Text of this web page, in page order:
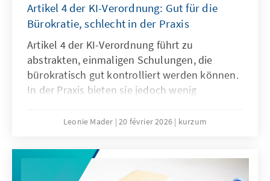
Artikel 4 der KI-Verordnung: Gut für die
Bürokratie, schlecht in der Praxis
Artikel 4 der KI-Verordnung führt zu
abstrakten, einmaligen Schulungen, die
bürokratisch gut kontrolliert werden können.
In der Praxis bieten sie jedoch wenig
agile, sektorale Lehr- und Lernangebote. Der
Omnibus modifiziert werden.
Leonie Mader 20 février 2026 kurzum